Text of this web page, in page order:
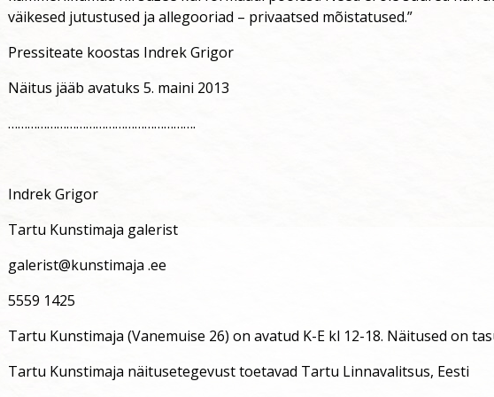
väikesed jutustused ja allegooriad – privaatsed mõistatused.”
Pressiteate koostas Indrek Grigor
Näitus jääb avatuks 5. maini 2013
………………………………………………….
Indrek Grigor
Tartu Kunstimaja galerist
galerist@kunstimaja .ee
5559 1425
Tartu Kunstimaja (Vanemuise 26) on avatud K-E kl 12-18. Näitused on
Tartu Kunstimaja näitusetegevust toetavad Tartu Linnavalitsus, Eesti